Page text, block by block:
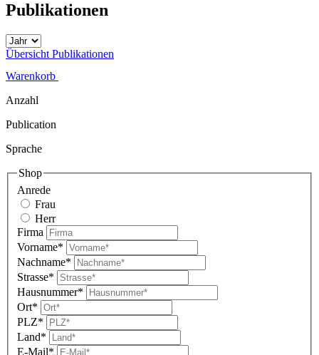
Publikationen
Übersicht Publikationen
Warenkorb
Anzahl
Publication
Sprache
Shop
Anrede
Frau
Herr
Firma
Vorname*
Nachname*
Strasse*
Hausnummer*
Ort*
PLZ*
Land*
E-Mail*